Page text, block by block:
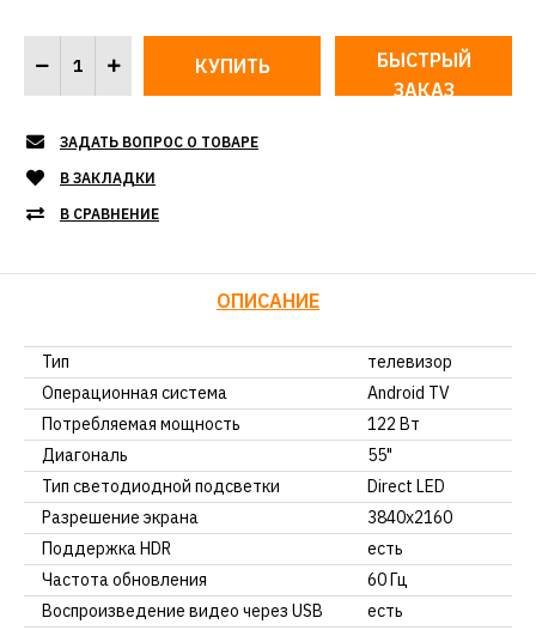
БЫСТРЫЙ
ЗАКАЗ
ЗАДАТЬ ВОПРОС О ТОВАРЕ
В ЗАКЛАДКИ
В СРАВНЕНИЕ
ОПИСАНИЕ
Тип
телевизор
Операционная система
Android TV
Потребляемая мощность
122 Вт
Диагональ
55"
Тип светодиодной подсветки
Direct LED
Разрешение экрана
3840x2160
Поддержка HDR
есть
Частота обновления
60 Гц
Воспроизведение видео через USB
есть